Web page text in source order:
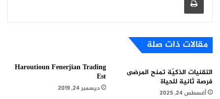
مقالات ذات صلة
التقنيات الذكيّة تمنح المرضى
فرصة ثانية للحياة
أغسطس 24, 2025
Haroutioun Fenerjian Trading
Est
ديسمبر 24, 2019